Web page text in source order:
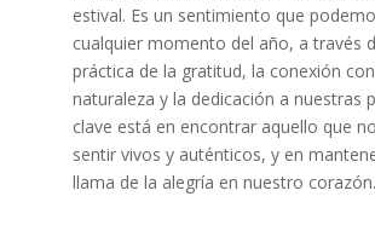
estival. Es un sentimiento que
cualquier momento del año, a través
práctica de la gratitud, la conexión
naturaleza y la dedicación a nuestras
clave está en encontrar aquello que
sentir vivos y auténticos, y en
llama de la alegría en nuestro corazón.